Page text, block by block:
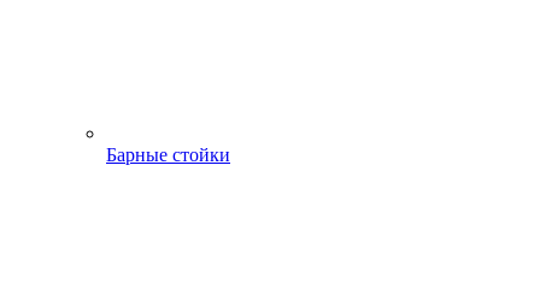
Барные стойки